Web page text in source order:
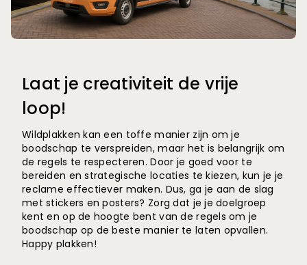
Laat je creativiteit de vrije
loop!
Wildplakken kan een toffe manier zijn om je
boodschap te verspreiden, maar het is belangrijk om
de regels te respecteren. Door je goed voor te
bereiden en strategische locaties te kiezen, kun je je
reclame effectiever maken. Dus, ga je aan de slag
met stickers en posters? Zorg dat je je doelgroep
kent en op de hoogte bent van de regels om je
boodschap op de beste manier te laten opvallen.
Happy plakken!